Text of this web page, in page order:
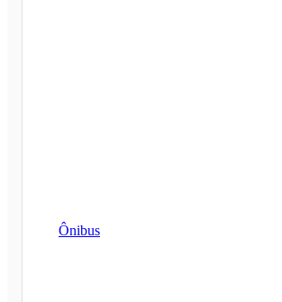
Ônibus